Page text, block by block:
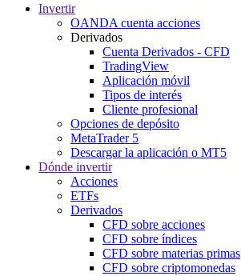
Invertir
OANDA cuenta acciones
Derivados
Cuenta Derivados - CFD
TradingView
Aplicación móvil
Tipos de interés
Cliente profesional
Opciones de depósito
MetaTrader 5
Descargar la aplicación o MT5
Dónde invertir
Acciones
ETFs
Derivados
CFD sobre acciones
CFD sobre índices
CFD sobre materias primas
CFD sobre criptomonedas